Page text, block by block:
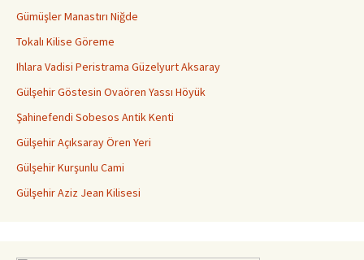
Gümüşler Manastırı Niğde
Tokalı Kilise Göreme
Ihlara Vadisi Peristrama Güzelyurt Aksaray
Gülşehir Göstesin Ovaören Yassı Höyük
Şahinefendi Sobesos Antik Kenti
Gülşehir Açıksaray Ören Yeri
Gülşehir Kurşunlu Cami
Gülşehir Aziz Jean Kilisesi